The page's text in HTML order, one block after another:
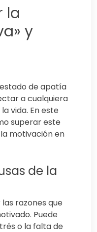
la
y
de apatía
a cualquiera
vida. En este
superar este
motivación en
de la
razones que
Puede
o la falta de